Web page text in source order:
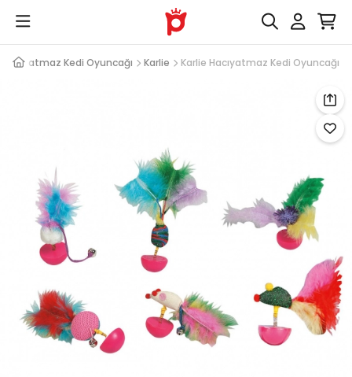
Hacıyatmaz Kedi Oyuncağı Karlie Karlie Hacıyatmaz Kedi Oyuncağı